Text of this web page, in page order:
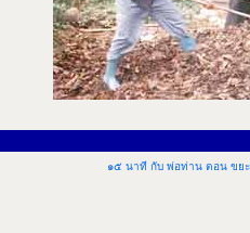
๑๕ นาที กับ พ่อท่าน ตอน ขย